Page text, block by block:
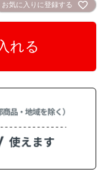
お気に入りに登録する
れる
を選ぶ
ツネ対策
ングース対策
ートリア対策